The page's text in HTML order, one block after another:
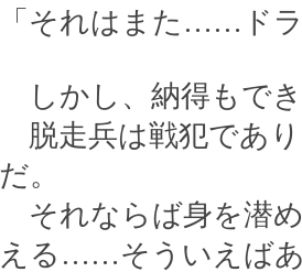
「それはまた……ド
しかし、納得もで
脱走兵は戦犯であ
だ。
それならば身を潜
える……そういえば